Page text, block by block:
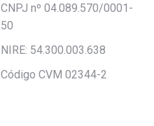
CNPJ nº 04.089.570/0001-
50
NIRE: 54.300.003.638
Código CVM 02344-2